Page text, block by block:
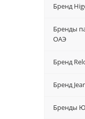
Бренд
Бренды
ОАЭ
Бренд
Бренд
Бренды